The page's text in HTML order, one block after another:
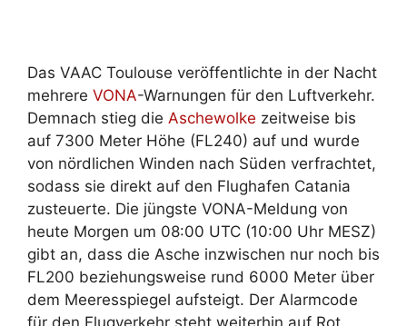
Das VAAC Toulouse veröffentlichte in der Nacht
mehrere VONA-Warnungen für den Luftverkehr.
Demnach stieg die Aschewolke zeitweise bis
auf 7300 Meter Höhe (FL240) auf und wurde
von nördlichen Winden nach Süden verfrachtet,
sodass sie direkt auf den Flughafen Catania
zusteuerte. Die jüngste VONA-Meldung von
heute Morgen um 08:00 UTC (10:00 Uhr MESZ)
gibt an, dass die Asche inzwischen nur noch bis
FL200 beziehungsweise rund 6000 Meter über
dem Meeresspiegel aufsteigt. Der Alarmcode